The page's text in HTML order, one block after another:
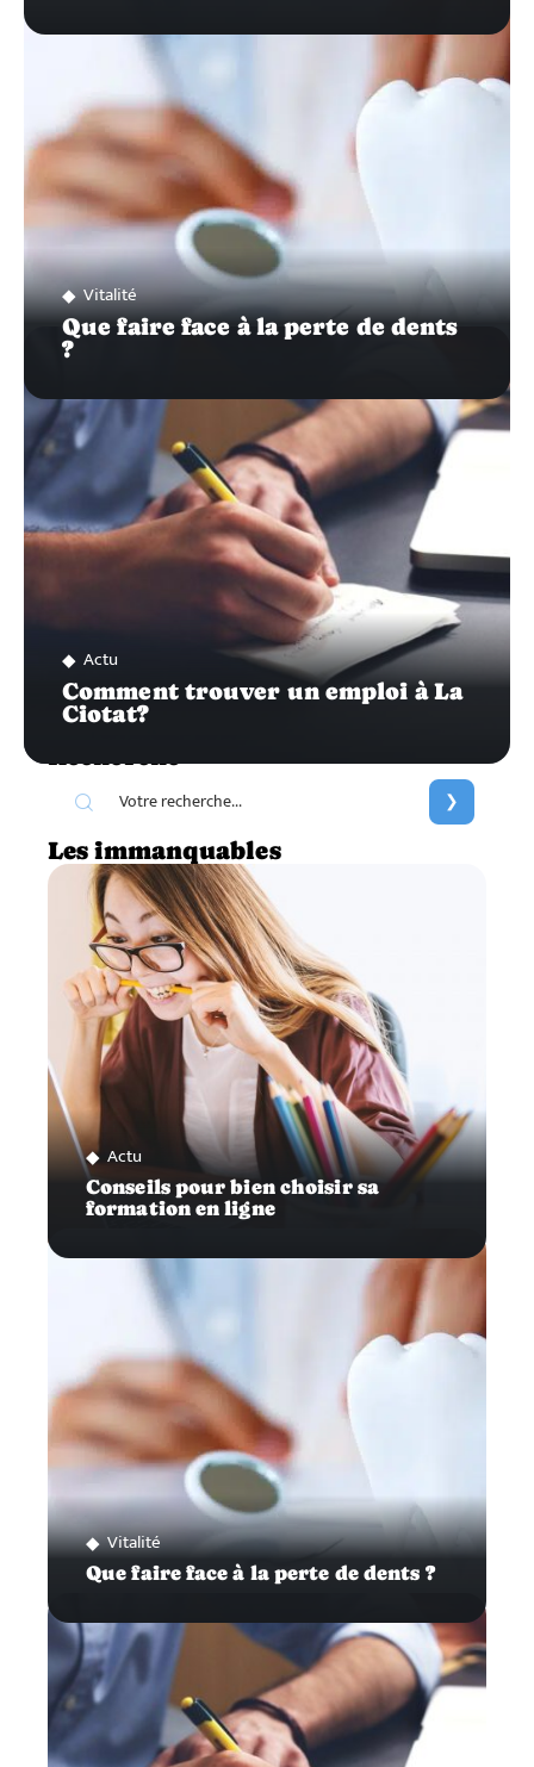
Vitalité
Que faire face à la perte de dents
?
Actu
Comment trouver un emploi à La
Ciotat?
Recherche
Les immanquables
Actu
Conseils pour bien choisir sa
formation en ligne
Vitalité
Que faire face à la perte de dents ?